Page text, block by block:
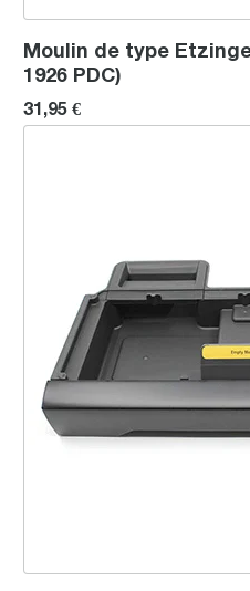
Moulin de type
1926 PDC)
31,95 €
Kit plateau d’égouttement (truffe